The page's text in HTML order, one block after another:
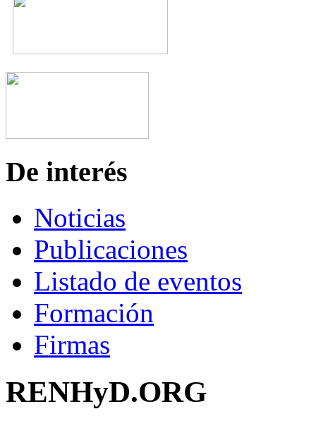
De interés
Noticias
Publicaciones
Listado de eventos
Formación
Firmas
RENHyD.ORG